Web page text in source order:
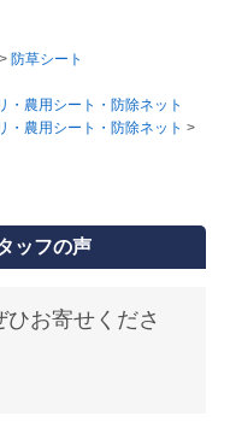
> 防草シート
・農用シート・防除ネット
・農用シート・防除ネット >
ッフの声
お寄せくださ